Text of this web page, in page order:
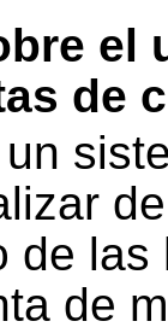
el
de
de
de